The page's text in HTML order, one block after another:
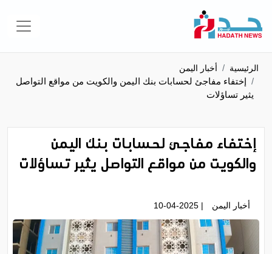
الرئيسية أخبار اليمن
إختفاء مفاجئ لحسابات بنك اليمن والكويت من مواقع التواصل
يثير تساؤلات
إختفاء مفاجئ لحسابات بنك اليمن
والكويت من مواقع التواصل يثير تساؤلات
أخبار اليمن | 10-04-2025